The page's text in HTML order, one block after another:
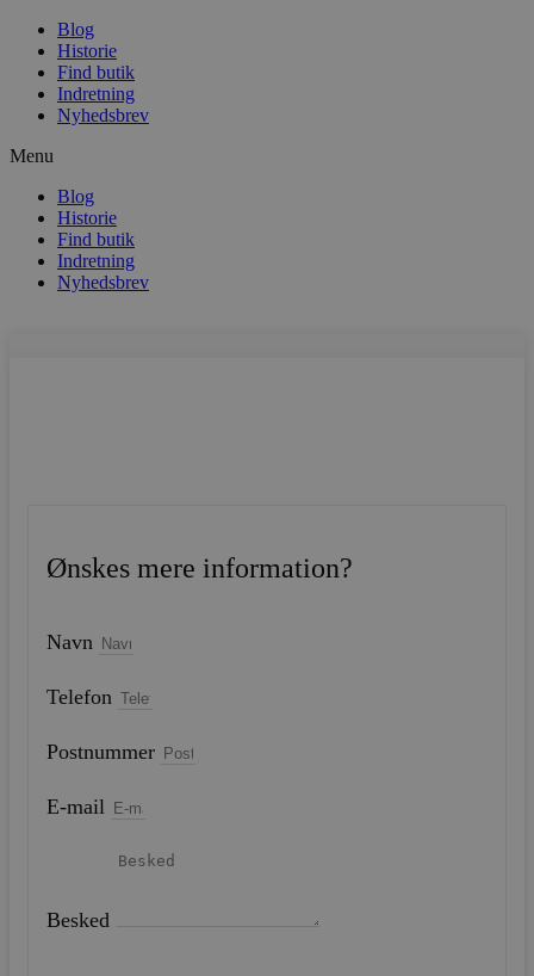
Blog
Historie
Find butik
Indretning
Nyhedsbrev
Menu
Blog
Historie
Find butik
Indretning
Nyhedsbrev
Ønskes mere information?
Navn
Telefon
Postnummer
E-mail
Besked